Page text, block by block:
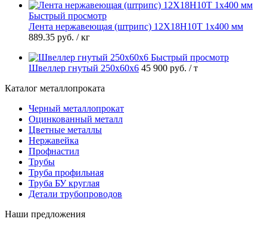
Быстрый просмотр
Лента нержавеющая (штрипс) 12Х18Н10Т 1х400 мм
889.35 руб. / кг
Быстрый просмотр
Швеллер гнутый 250х60х6 45 900 руб. / т
Каталог металлопроката
Черный металлопрокат
Оцинкованный металл
Цветные металлы
Нержавейка
Профнастил
Трубы
Труба профильная
Труба БУ круглая
Детали трубопроводов
Наши предложения